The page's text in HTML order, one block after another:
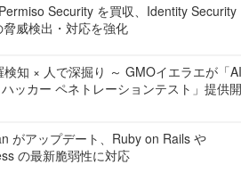
Security を買収、Identity Security
威検出・対応を強化
検知 × 人で深掘り ～ GMOイエラエが「AI
ッカー ペネトレーションテスト」提供開
がアップデート、Ruby on Rails や
の最新脆弱性に対応